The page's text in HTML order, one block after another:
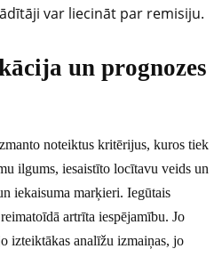
var liecināt par remisiju.
un prognozes
noteiktus kritērijus, kuros tiek
ilgums, iesaistīto locītavu veids un
iekaisuma marķieri. Iegūtais
artrīta iespējamību. Jo
izteiktākas analīžu izmaiņas, jo